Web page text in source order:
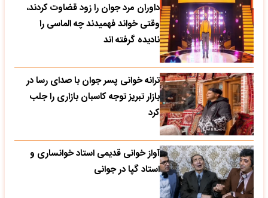
داوران مرد جوان را زود قضاوت کردند،
وقتی خواند فهمیدند چه الماسی را
نادیده گرفته اند
ترانه خوانی پسر جوان با صدای رسا در
بازار تبریز توجه کاسبان بازاری را جلب
کرد
آواز خوانی قدیمی استاد خوانساری و
استاد گپا در جوانی